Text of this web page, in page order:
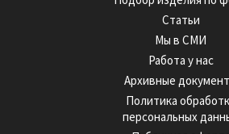
Статьи
Мы в СМИ
Работа у нас
Архивные
Политика
персональных